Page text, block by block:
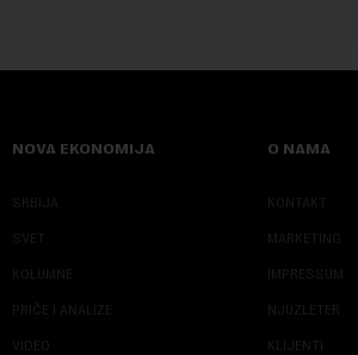
NOVA EKONOMIJA
SRBIJA
SVET
KOLUMNE
PRIČE I ANALIZE
VIDEO
O NAMA
KONTAKT
MARKETING
IMPRESSUM
NJUZLETER
KLIJENTI